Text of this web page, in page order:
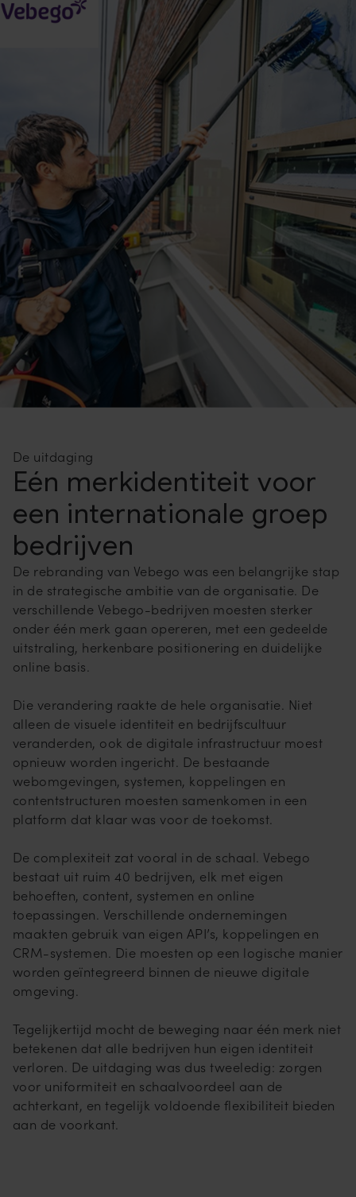
Eén merkidentiteit voor
een internationale groep
bedrijven
De uitdaging
De rebranding van Vebego was een belangrijke stap
in de strategische ambitie van de organisatie. De
verschillende Vebego-bedrijven moesten sterker
onder één merk gaan opereren, met een gedeelde
uitstraling, herkenbare positionering en duidelijke
online basis.
Die verandering raakte de hele organisatie. Niet
alleen de visuele identiteit en bedrijfscultuur
veranderden, ook de digitale infrastructuur moest
opnieuw worden ingericht. De bestaande
webomgevingen, systemen, koppelingen en
contentstructuren moesten samenkomen in een
platform dat klaar was voor de toekomst.
De complexiteit zat vooral in de schaal. Vebego
bestaat uit ruim 40 bedrijven, elk met eigen
behoeften, content, systemen en online
toepassingen. Verschillende ondernemingen
maakten gebruik van eigen API’s, koppelingen en
CRM-systemen. Die moesten op een logische manier
worden geïntegreerd binnen de nieuwe digitale
omgeving.
Tegelijkertijd mocht de beweging naar één merk niet
betekenen dat alle bedrijven hun eigen identiteit
verloren. De uitdaging was dus tweeledig: zorgen
voor uniformiteit en schaalvoordeel aan de
achterkant, en tegelijk voldoende flexibiliteit bieden
aan de voorkant.